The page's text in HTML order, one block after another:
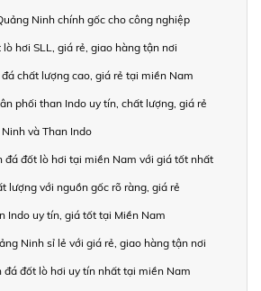
Ninh chính gốc cho công nghiệp
hơi SLL, giá rẻ, giao hàng tận nơi
chất lượng cao, giá rẻ tại miền Nam
phối than Indo uy tín, chất lượng, giá rẻ
và Than Indo
đá đốt lò hơi tại miền Nam với giá tốt nhất
lượng với nguồn gốc rõ ràng, giá rẻ
Indo uy tín, giá tốt tại Miền Nam
Ninh sỉ lẻ với giá rẻ, giao hàng tận nơi
đốt lò hơi uy tín nhất tại miền Nam